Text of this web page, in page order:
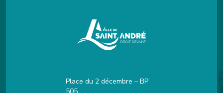
Place du 2 décembre – BP